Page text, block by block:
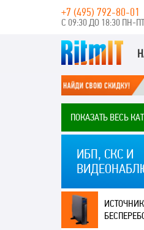
+7 (495) 792-80-01
С 09:30 ДО 18:30 ПН-ПТ
ПОКАЗАТЬ ВЕСЬ
ИБП, СКС И